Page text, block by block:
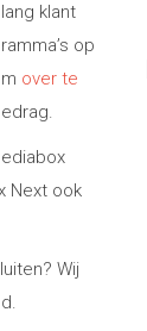
klant
op
over te
Next ook
Wij